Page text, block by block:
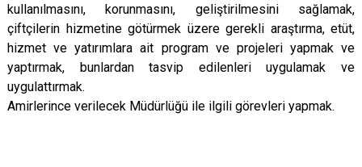
kullanılmasını, korunmasını, geliştirilmesini sağlamak,
çiftçilerin hizmetine götürmek üzere gerekli araştırma, etüt,
hizmet ve yatırımlara ait program ve projeleri yapmak ve
yaptırmak, bunlardan tasvip edilenleri uygulamak ve
uygulattırmak.
Amirlerince verilecek Müdürlüğü ile ilgili görevleri yapmak.